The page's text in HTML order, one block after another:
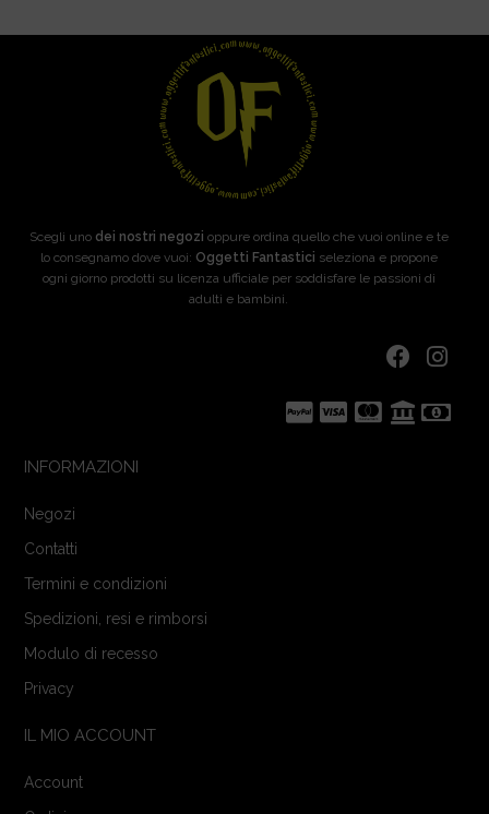
Scegli uno dei nostri negozi oppure ordina quello che vuoi online e te
lo consegnamo dove vuoi: Oggetti Fantastici seleziona e propone
ogni giorno prodotti su licenza ufficiale per soddisfare le passioni di
adulti e bambini.
INFORMAZIONI
Negozi
Contatti
Termini e condizioni
Spedizioni, resi e rimborsi
Modulo di recesso
Privacy
IL MIO ACCOUNT
Account